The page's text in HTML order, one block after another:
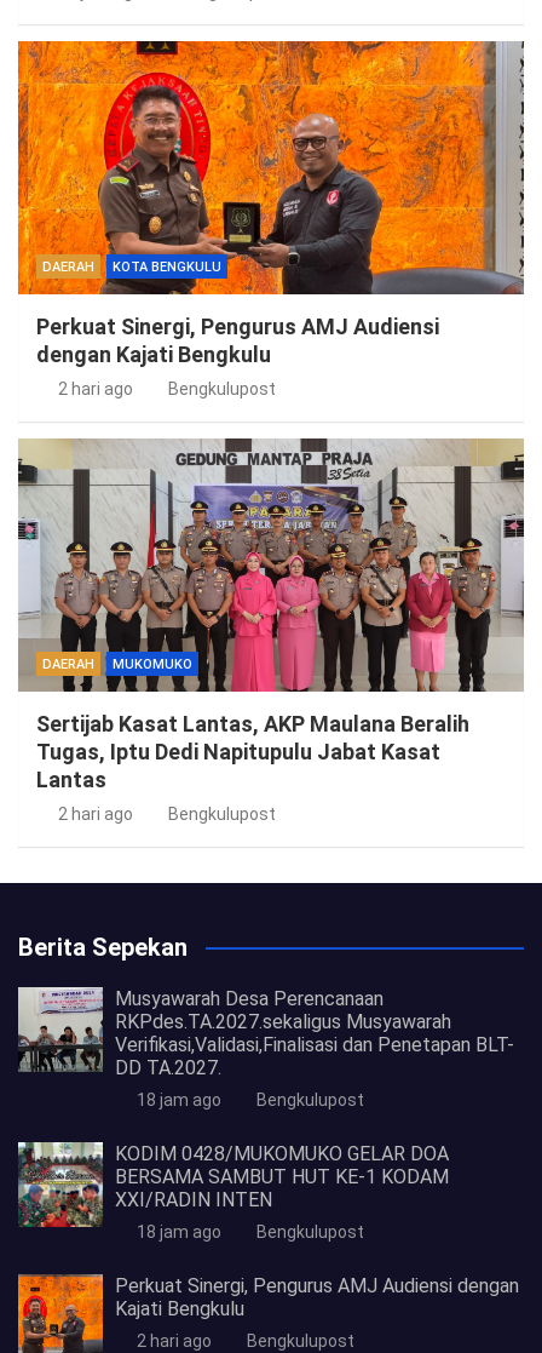
DAERAH KOTA BENGKULU
Perkuat Sinergi, Pengurus AMJ Audiensi
dengan Kajati Bengkulu
2 hari ago Bengkulupost
DAERAH MUKOMUKO
Sertijab Kasat Lantas, AKP Maulana Beralih
Tugas, Iptu Dedi Napitupulu Jabat Kasat
Lantas
2 hari ago Bengkulupost
Berita Sepekan
Musyawarah Desa Perencanaan
RKPdes.TA.2027.sekaligus Musyawarah
Verifikasi,Validasi,Finalisasi dan Penetapan BLT-
DD TA.2027.
18 jam ago Bengkulupost
KODIM 0428/MUKOMUKO GELAR DOA
BERSAMA SAMBUT HUT KE-1 KODAM
XXI/RADIN INTEN
18 jam ago Bengkulupost
Perkuat Sinergi, Pengurus AMJ Audiensi dengan
Kajati Bengkulu
2 hari ago Bengkulupost